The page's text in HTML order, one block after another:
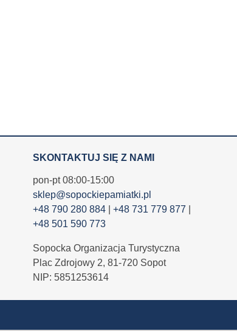
SKONTAKTUJ SIĘ Z NAMI
pon-pt 08:00-15:00
sklep@sopockiepamiatki.pl
+48 790 280 884| +48 731 779 877
+48 501 590 773
Sopocka Organizacja Turystyczna
Plac Zdrojowy 2, 81-720 Sopot
NIP: 5851253614